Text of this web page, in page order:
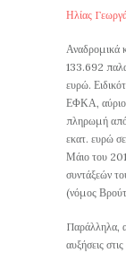
Ηλίας
Αναδρομικά
133.692
ευρώ.
ΕΦΚΑ, αύριο
πληρωμή
εκατ. ευρώ
Μάιο του
συντάξεών
(νόμος
Παράλληλα,
αυξήσεις